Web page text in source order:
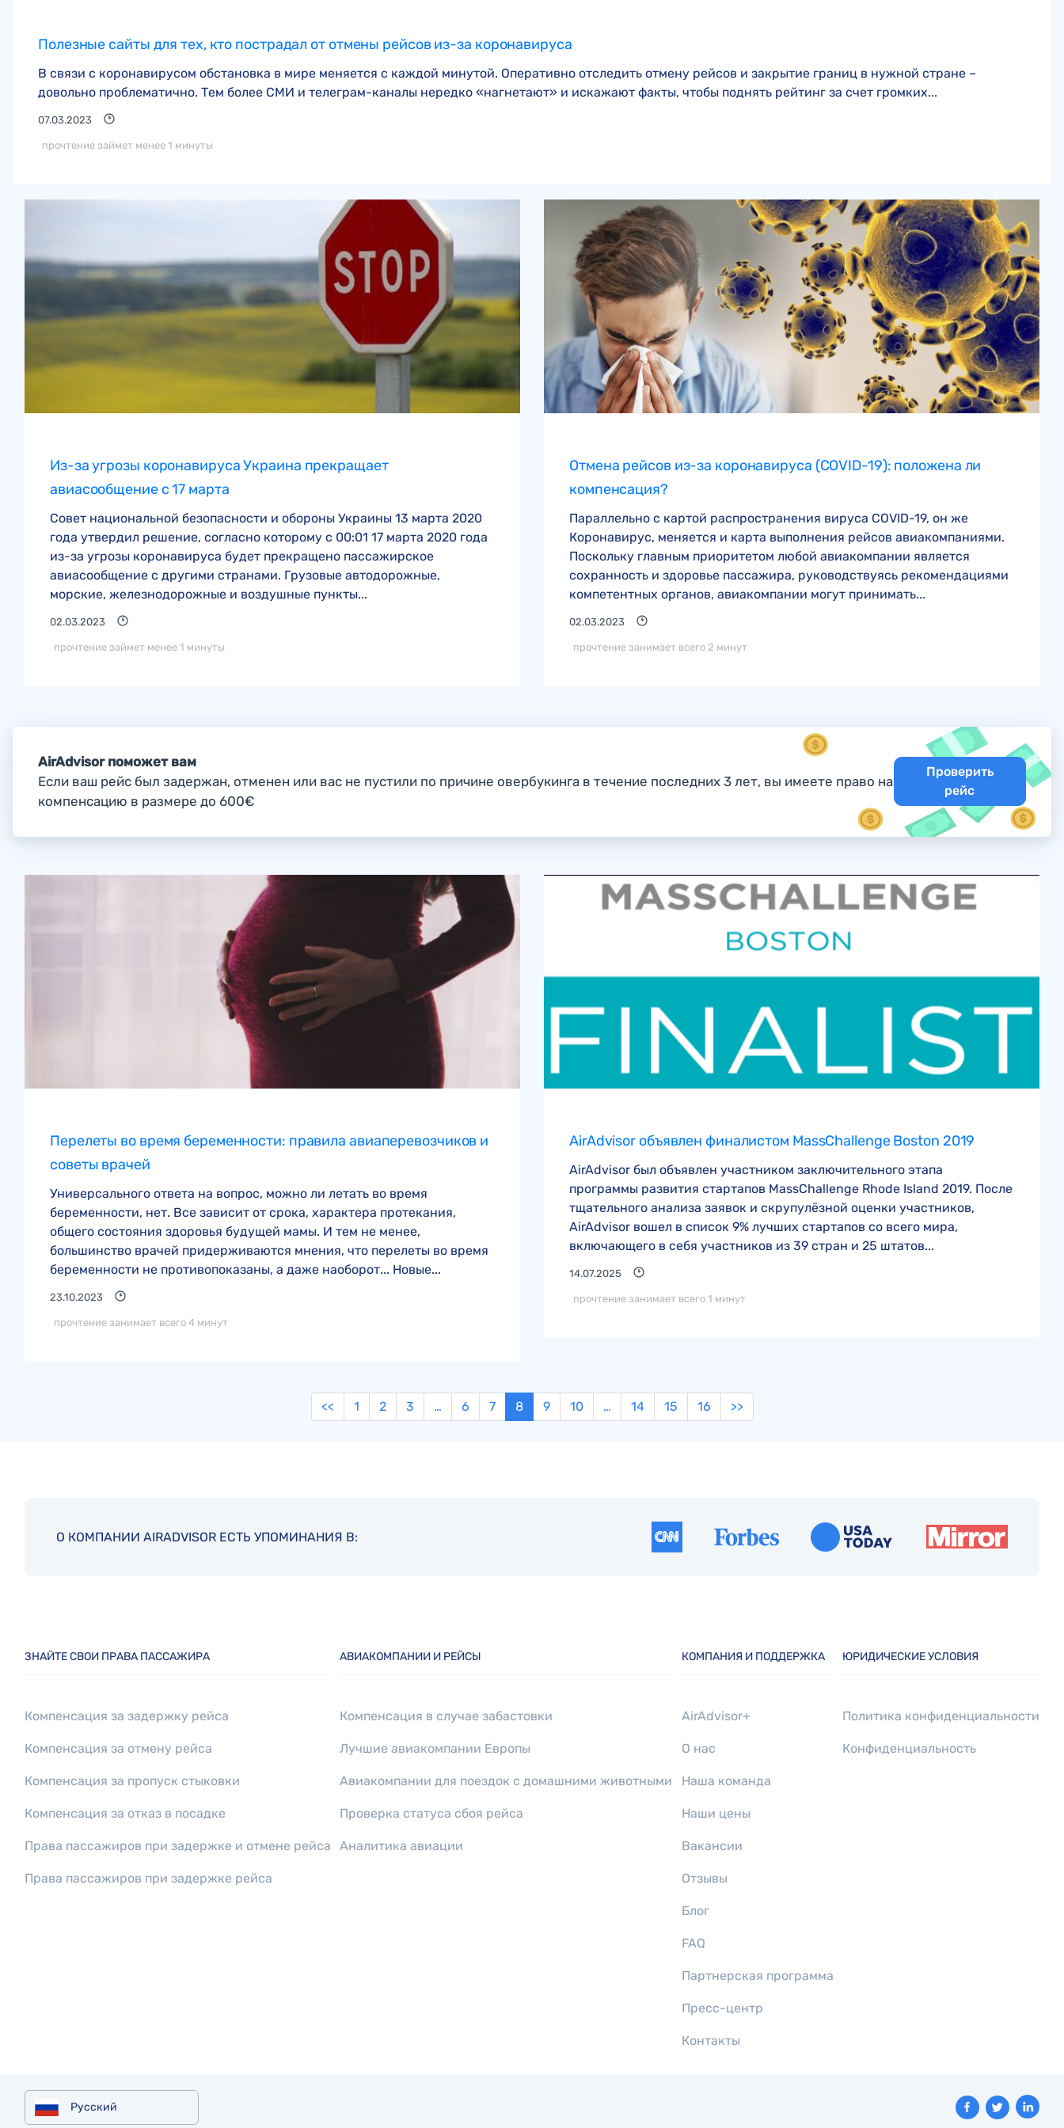
Компенсация Turkish Airlines
Варшавская конвенция
Полезные сайты для тех, кто пострадал от отмены рейсов из-за коронавируса
В связи с коронавирусом обстановка в мире меняется с каждой минутой. Оперативно отследить отмену рейсов и закрытие границ в нужной стране –
довольно проблематично. Тем более СМИ и телеграм-каналы нередко «нагнетают» и искажают факты, чтобы поднять рейтинг за счет громких...
07.03.2023
прочтение займет менее 1 минуты
Из-за угрозы коронавируса Украина прекращает
авиасообщение с 17 марта
Совет национальной безопасности и обороны Украины 13 марта 2020
года утвердил решение, согласно которому с 00:01 17 марта 2020 года
из-за угрозы коронавируса будет прекращено пассажирское
авиасообщение с другими странами. Грузовые автодорожные,
морские, железнодорожные и воздушные пункты...
02.03.2023
прочтение займет менее 1 минуты
Отмена рейсов из-за коронавируса (COVID-19): положена ли
компенсация?
Параллельно с картой распространения вируса COVID-19, он же
Коронавирус, меняется и карта выполнения рейсов авиакомпаниями.
Поскольку главным приоритетом любой авиакомпании является
сохранность и здоровье пассажира, руководствуясь рекомендациями
компетентных органов, авиакомпании могут принимать...
02.03.2023
прочтение занимает всего 2 минут
AirAdvisor поможет вам
Если ваш рейс был задержан, отменен или вас не пустили по причине овербукинга в течение последних 3 лет, вы имеете право на
компенсацию в размере до 600€
Проверить
рейс
Перелеты во время беременности: правила авиаперевозчиков и
советы врачей
Универсального ответа на вопрос, можно ли летать во время
беременности, нет. Все зависит от срока, характера протекания,
общего состояния здоровья будущей мамы. И тем не менее,
большинство врачей придерживаются мнения, что перелеты во время
беременности не противопоказаны, а даже наоборот... Новые...
23.10.2023
прочтение занимает всего 4 минут
AirAdvisor объявлен финалистом MassChallenge Boston 2019
AirAdvisor был объявлен участником заключительного этапа
программы развития стартапов MassChallenge Rhode Island 2019. После
тщательного анализа заявок и скрупулёзной оценки участников,
AirAdvisor вошел в список 9% лучших стартапов со всего мира,
включающего в себя участников из 39 стран и 25 штатов...
14.07.2025
прочтение занимает всего 1 минут
<< 1 2 3 … 6 7 8 9 10 … 14 15 16 >>
О КОМПАНИИ AIRADVISOR ЕСТЬ УПОМИНАНИЯ В:
ЗНАЙТЕ СВОИ ПРАВА ПАССАЖИРА
Компенсация за задержку рейса
Компенсация за отмену рейса
Компенсация за пропуск стыковки
Компенсация за отказ в посадке
Права пассажиров при задержке и отмене рейса
Права пассажиров при задержке рейса
АВИАКОМПАНИИ И РЕЙСЫ
Компенсация в случае забастовки
Лучшие авиакомпании Европы
Авиакомпании для поездок с домашними животными
Проверка статуса сбоя рейса
Аналитика авиации
КОМПАНИЯ И ПОДДЕРЖКА
AirAdvisor+
О нас
Наша команда
Наши цены
Вакансии
Отзывы
Блог
FAQ
Партнерская программа
Пресс-центр
Контакты
ЮРИДИЧЕСКИЕ УСЛОВИЯ
Политика конфиденциальности
Конфиденциальность
Русский